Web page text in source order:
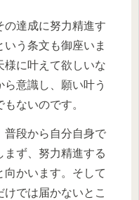
の達成に努力精進す
う条文も御座いま
様に叶えて欲しいな
意識し、願い叶う
ないのです。
普段から自分自身で
まず、努力精進する
向かいます。そして
では届かないとこ